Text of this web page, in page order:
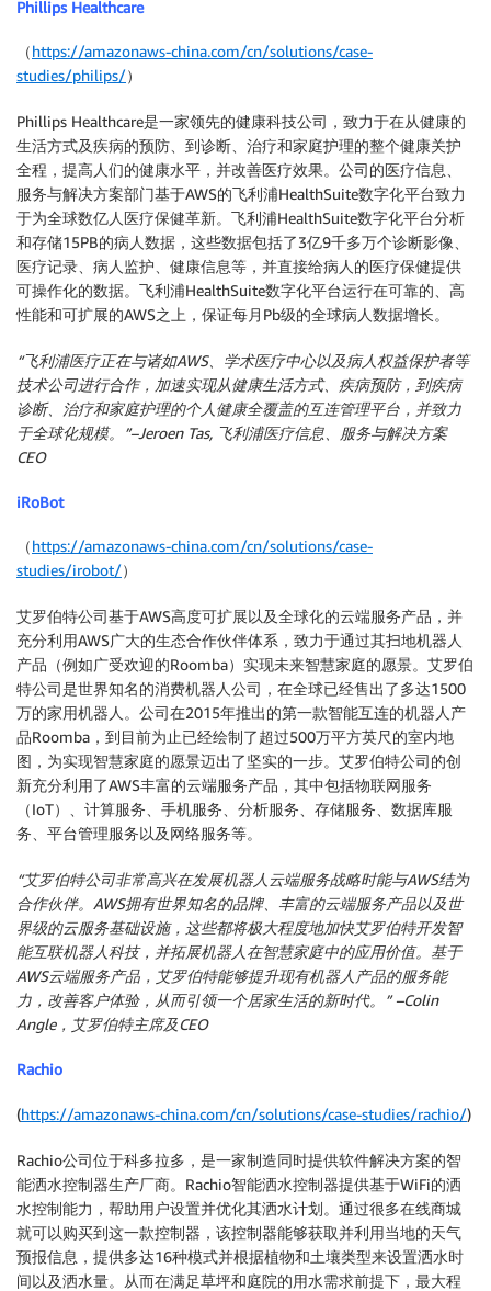
Phillips Healthcare
（https://amazonaws-china.com/cn/solutions/case-
studies/philips/）
Phillips Healthcare是一家领先的健康科技公司，致力于在从健康的
生活方式及疾病的预防、到诊断、治疗和家庭护理的整个健康关护
全程，提高人们的健康水平，并改善医疗效果。公司的医疗信息、
服务与解决方案部门基于AWS的飞利浦HealthSuite数字化平台致力
于为全球数亿人医疗保健革新。飞利浦HealthSuite数字化平台分析
和存储15PB的病人数据，这些数据包括了3亿9千多万个诊断影像、
医疗记录、病人监护、健康信息等，并直接给病人的医疗保健提供
可操作化的数据。飞利浦HealthSuite数字化平台运行在可靠的、高
性能和可扩展的AWS之上，保证每月Pb级的全球病人数据增长。
“飞利浦医疗正在与诸如AWS、学术医疗中心以及病人权益保护者等
技术公司进行合作，加速实现从健康生活方式、疾病预防，到疾病
诊断、治疗和家庭护理的个人健康全覆盖的互连管理平台，并致力
于全球化规模。”–Jeroen Tas, 飞利浦医疗信息、服务与解决方案
CEO
iRoBot
（https://amazonaws-china.com/cn/solutions/case-
studies/irobot/）
艾罗伯特公司基于AWS高度可扩展以及全球化的云端服务产品，并
充分利用AWS广大的生态合作伙伴体系，致力于通过其扫地机器人
产品（例如广受欢迎的Roomba）实现未来智慧家庭的愿景。艾罗伯
特公司是世界知名的消费机器人公司，在全球已经售出了多达1500
万的家用机器人。公司在2015年推出的第一款智能互连的机器人产
品Roomba，到目前为止已经绘制了超过500万平方英尺的室内地
图，为实现智慧家庭的愿景迈出了坚实的一步。艾罗伯特公司的创
新充分利用了AWS丰富的云端服务产品，其中包括物联网服务
（IoT）、计算服务、手机服务、分析服务、存储服务、数据库服
务、平台管理服务以及网络服务等。
“艾罗伯特公司非常高兴在发展机器人云端服务战略时能与AWS结为
合作伙伴。AWS拥有世界知名的品牌、丰富的云端服务产品以及世
界级的云服务基础设施，这些都将极大程度地加快艾罗伯特开发智
能互联机器人科技，并拓展机器人在智慧家庭中的应用价值。基于
AWS云端服务产品，艾罗伯特能够提升现有机器人产品的服务能
力，改善客户体验，从而引领一个居家生活的新时代。” –Colin
Angle，艾罗伯特主席及CEO
Rachio
(https://amazonaws-china.com/cn/solutions/case-studies/rachio/)
Rachio公司位于科多拉多，是一家制造同时提供软件解决方案的智
能洒水控制器生产厂商。Rachio智能洒水控制器提供基于WiFi的洒
水控制能力，帮助用户设置并优化其洒水计划。通过很多在线商城
就可以购买到这一款控制器，该控制器能够获取并利用当地的天气
预报信息，提供多达16种模式并根据植物和土壤类型来设置洒水时
间以及洒水量。从而在满足草坪和庭院的用水需求前提下，最大程